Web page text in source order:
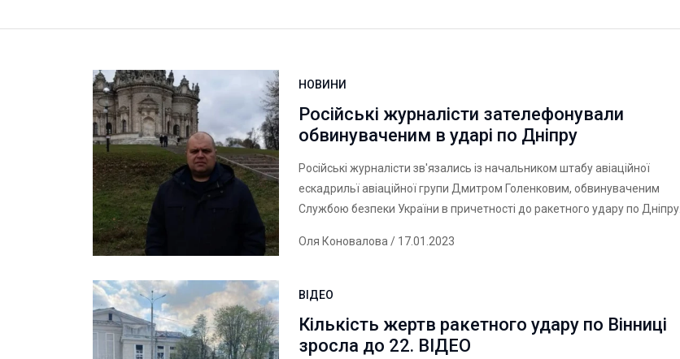
НОВИНИ
Російські журналісти зателефонували
обвинуваченим в ударі по Дніпру
Російські журналісти зв'язались із начальником штабу авіаційної
ескадрильї авіаційної групи Дмитром Голенковим, обвинуваченим
Службою безпеки України в причетності до ракетного удару по Дніпру.
Оля Коновалова / 17.01.2023
ВІДЕО
Кількість жертв ракетного удару по Вінниці
зросла до 22. ВІДЕО